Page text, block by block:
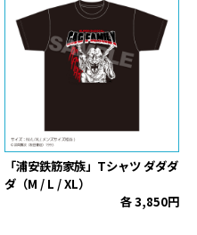
「浦安鉄筋家族」Tシャツ ダダダ
ダ（M / L / XL）
各 3,850円